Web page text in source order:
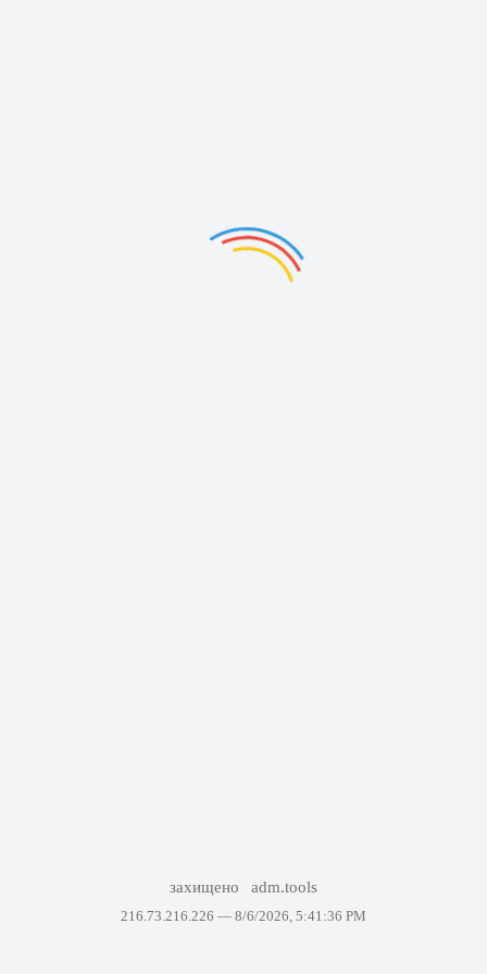
захищено adm.tools
216.73.216.226 — 8/6/2026, 5:41:36 PM